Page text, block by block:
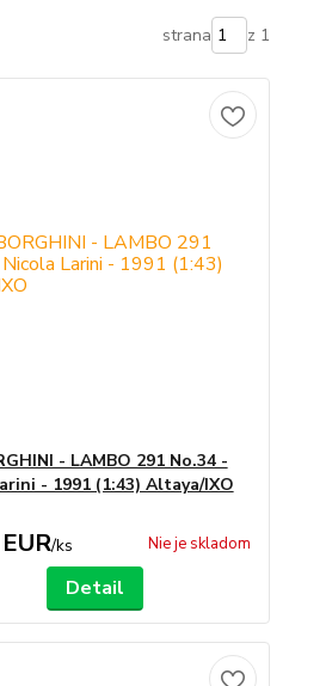
strana z 1
- LAMBO 291 No.34 -
- 1991 (1:43) Altaya/IXO
/ks Nie je skladom
Detail